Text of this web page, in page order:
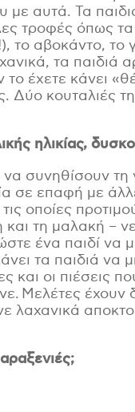
με αυτά. Τα
τροφές όπως
το αβοκάντο, το
τα παιδιά
έχετε κάνει
Δύο κουταλιές
ηλικίας,
συνηθίσουν
σε επαφή με
οποίες
και τη μαλακή –
ένα παιδί να
τα παιδιά να
και οι πιέσεις
Μελέτες έχουν
λαχανικά
του Μαθαίνω
εδώ εφόσον έχετε
της ιστοσελίδας